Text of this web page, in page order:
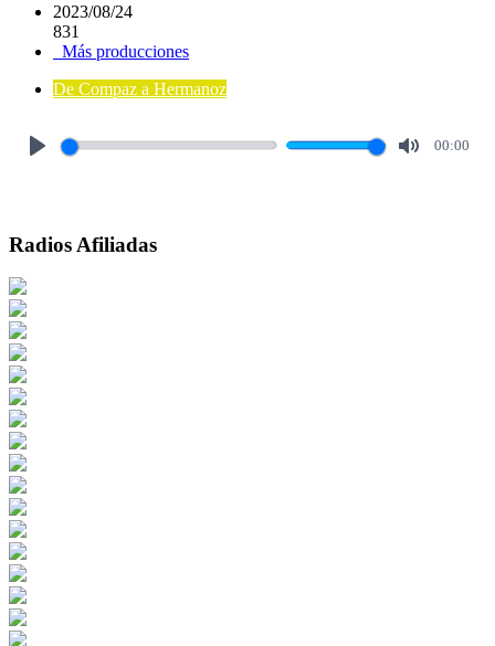
2023/08/24
831
Más producciones
De Compaz a Hermanoz
00:00
Radios Afiliadas